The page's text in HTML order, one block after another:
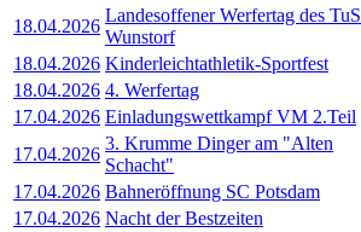
18.04.2026
Landesoffener Werfertag des TuS
Wunstorf
18.04.2026 Kinderleichtathletik-Sportfest
18.04.2026 4. Werfertag
17.04.2026 Einladungswettkampf VM 2.Teil
17.04.2026
3. Krumme Dinger am "Alten
Schacht"
17.04.2026 Bahneröffnung SC Potsdam
17.04.2026 Nacht der Bestzeiten